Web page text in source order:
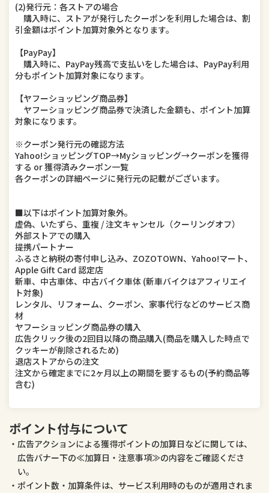
(2)発行元：各ストアの場合
購入時に、ストアが発行したクーポンを利用した場合は、割
引金額はポイント加算対象外となります。
【PayPay】
購入時に、PayPay残高で支払いをした場合は、PayPay利用
分もポイント加算対象になります。
【ヤフーショッピング商品券】
ヤフーショッピング商品券で決済した金額も、ポイント加算
対象になります。
※クーポン発行元の確認方法
Yahoo!ショッピングTOP→Myショッピング→クーポンを獲得
する or 獲得済みクーポン一覧
各クーポンの詳細ページに発行元の記載がございます。
■以下はポイント加算対象外。
虚偽、いたずら、重複 / 注文キャンセル（クーリングオフ）
外部ストアでの購入
提携パートナー
ふるさと納税の寄付申し込み、ZOZOTOWN、Yahoo!マート、
Apple Gift Card 認定店
新車、中古車体、中古バイク車体 (新車バイクはアフィリエイ
ト対象)
レンタル、リフォーム、クーポン、家事代行などのサービス商
材
ヤフーショッピング商品券の購入
広告クリック後の2回目以降の商品購入(商品を購入した時点で
クッキーが削除されるため)
退店ストアからの注文
注文から確定までに2ヶ月以上の期間を要するもの(予約商品等
含む)
ポイント付与について
広告アクションによる獲得ポイントの加算日などに関しては、
広告バナー下の≪加算日・注意事項≫の内容をご確認くださ
い。
ポイント数・加算条件は、サービス利用時のものが適用されま